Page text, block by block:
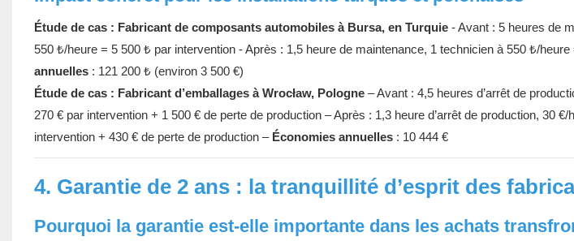
Étude de cas : Fabricant de composants automobiles à Bursa, en Turquie- Avant : 5 heures de
550 ₺/heure = 5 500 ₺ par intervention - Après : 1,5 heure de maintenance, 1 technicien à 550 ₺/
annuelles: 121 200 ₺ (environ 3 500 €)
Étude de cas : Fabricant d’emballages à Wrocław, Pologne– Avant : 4,5 heures d’arrêt de
270 € par intervention + 1 500 € de perte de production – Après : 1,3 heure d’arrêt de production, 30
intervention + 430 € de perte de production – Économies annuelles: 10 444 €
4. Garantie de 2 ans : la tranquillité d’esprit des
Pourquoi la garantie est-elle importante dans les achats